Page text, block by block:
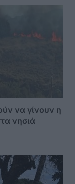
να γίνουν η
νησιά